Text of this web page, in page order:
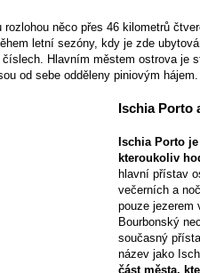
něco přes 46 kilometrů
letní sezóny, kdy je zde
Hlavním městem ostrova je
od sebe odděleny piniovým hájem.
Ischia Porto
Ischia Porto
kteroukoliv
hlavní přístav
večerních a
pouze jezerem
Bourbonský
současný
název jako
část města,